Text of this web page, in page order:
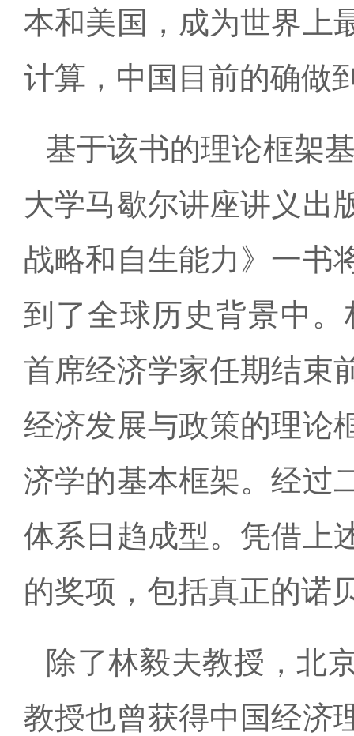
本和美国，成为世界上
计算，中国目前的确做
基于该书的理论框架
大学马歇尔讲座讲义出
战略和自生能力》一书
到了全球历史背景中
首席经济学家任期结束
经济发展与政策的理论
济学的基本框架。经过
体系日趋成型。凭借上
的奖项，包括真正的诺
除了林毅夫教授，北
教授也曾获得中国经济